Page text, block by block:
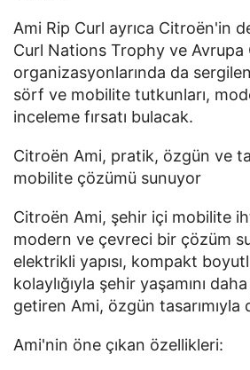
Ami Rip Curl ayrıca Citroën'in
Curl Nations Trophy ve Avrupa
organizasyonlarında da
sörf ve mobilite tutkunları,
inceleme fırsatı bulacak.
Citroën Ami, pratik, özgün ve
mobilite çözümü sunuyor
Citroën Ami, şehir içi mobilite
modern ve çevreci bir çözüm
elektrikli yapısı, kompakt
kolaylığıyla şehir yaşamını
getiren Ami, özgün
Ami'nin öne çıkan özellikleri: